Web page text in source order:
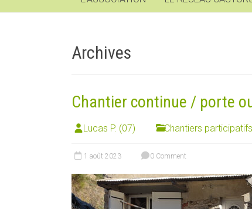
Archives
Chantier continue / porte
Lucas P. (07) Chantiers participatifs
1 août 2023 0 Comment